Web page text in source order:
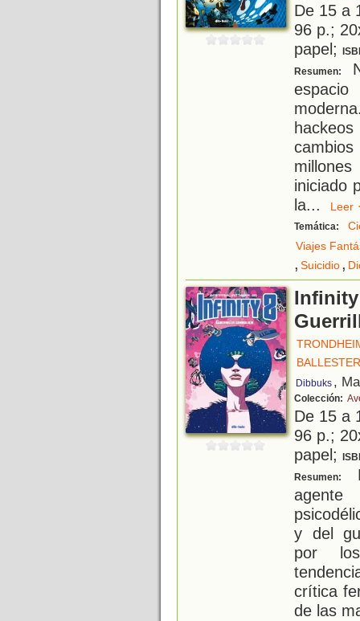
De 15 a
96 p.;
papel;
Resumen:
iniciado
la...
Temática:
Viajes
, Suicidio,
Dibbuks ,
Colección:
De 15 a
96 p.;
papel;
Resumen:
y del
por
crítica
de las